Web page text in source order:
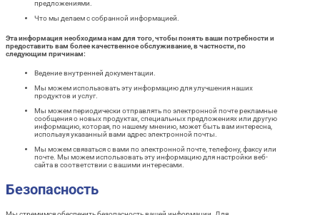
предложениями.
Что мы делаем с собранной информацией.
Эта информация необходима нам для того, чтобы понять ваши потребности и
предоставить вам более качественное обслуживание, в частности, по
следующим причинам:
Ведение внутренней документации.
Мы можем использовать эту информацию для улучшения наших
продуктов и услуг.
Мы можем периодически отправлять по электронной почте рекламные
сообщения о новых продуктах, специальных предложениях или другую
информацию, которая, по нашему мнению, может быть вам интересна,
используя указанный вами адрес электронной почты.
Мы можем связаться с вами по электронной почте, телефону, факсу или
почте. Мы можем использовать эту информацию для настройки веб-
сайта в соответствии с вашими интересами.
Безопасность